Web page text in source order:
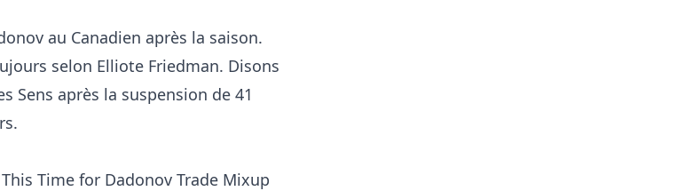
au Canadien après la saison.
selon Elliote Friedman. Disons
Sens après la suspension de 41
Time for Dadonov Trade Mixup